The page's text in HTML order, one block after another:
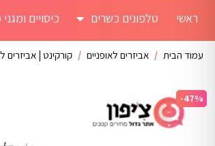
ראשי טלפונים כשרים כיסויים
עמוד הבית / אביזרים לאופניים / קורקינט | אביזרים
-47%